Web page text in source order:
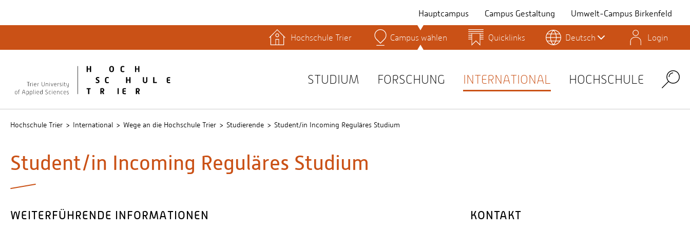
Hauptcampus Campus Gestaltung Umwelt-Campus Birkenfeld
Lernplattformen
Personensuche
Studienservice
Stud.IP
Hochschule Trier Campus wählen Quicklinks Deutsch Login
STUDIUM FORSCHUNG INTERNATIONAL HOCHSCHULE Search
Hochschule Trier International Wege an die Hochschule Trier Studierende Student/in Incoming Reguläres Studium
Student/in Incoming Reguläres Studium
WEITERFÜHRENDE INFORMATIONEN KONTAKT